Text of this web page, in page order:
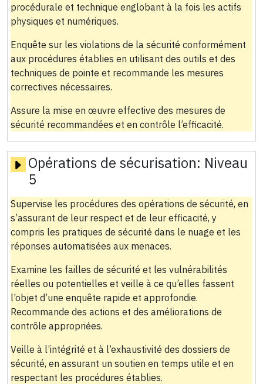
procédurale et technique englobant à la fois les actifs
physiques et numériques.
Enquête sur les violations de la sécurité conformément
aux procédures établies en utilisant des outils et des
techniques de pointe et recommande les mesures
correctives nécessaires.
Assure la mise en œuvre effective des mesures de
sécurité recommandées et en contrôle l’efficacité.
Opérations de sécurisation: Niveau
5
Supervise les procédures des opérations de sécurité, en
s’assurant de leur respect et de leur efficacité, y
compris les pratiques de sécurité dans le nuage et les
réponses automatisées aux menaces.
Examine les failles de sécurité et les vulnérabilités
réelles ou potentielles et veille à ce qu’elles fassent
l’objet d’une enquête rapide et approfondie.
Recommande des actions et des améliorations de
contrôle appropriées.
Veille à l’intégrité et à l’exhaustivité des dossiers de
sécurité, en assurant un soutien en temps utile et en
respectant les procédures établies.